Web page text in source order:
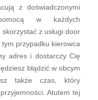
z doświadczonymi
w każdych
z usługi door
przypadku kierowca
adres i dostarczy Cię
błądzić w obcym
także czas, który
Atutem tej